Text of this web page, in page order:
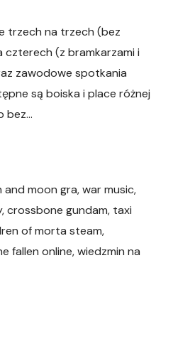
trzech na trzech (bez
(z bramkarzami i
zawodowe spotkania
są boiska i place różnej
bez…
moon gra, war music,
gundam, taxi
of morta steam,
fallen online, wiedzmin na